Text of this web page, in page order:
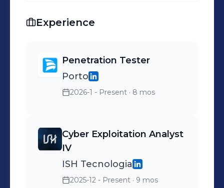
Experience
Penetration Tester
Porto
2026-1 - Present · 8 mos
Cyber Exploitation Analyst
IV
ISH Tecnologia
2025-12 - Present · 9 mos